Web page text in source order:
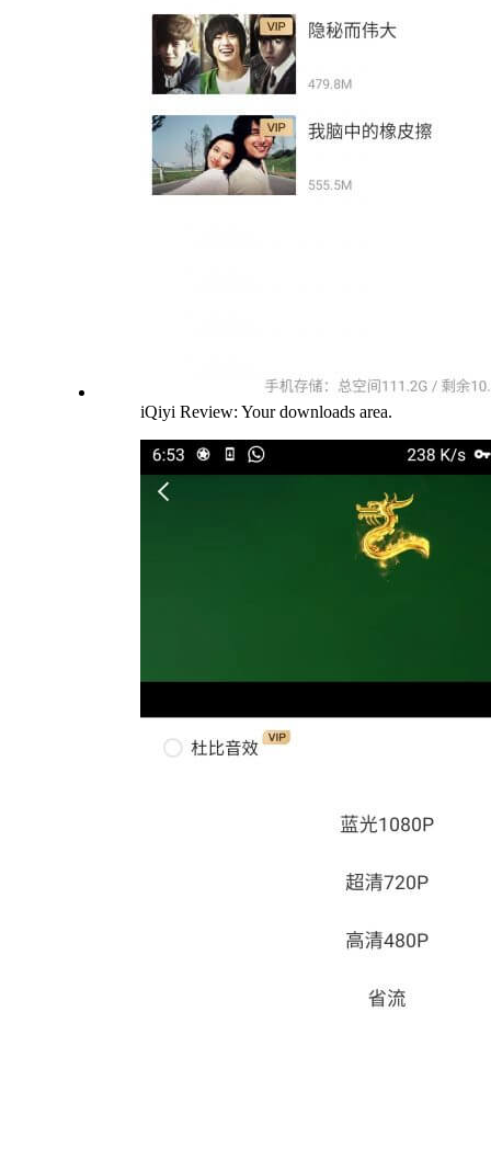
iQiyi Review: Your downloads area.